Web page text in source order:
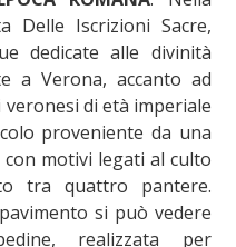
Delle Iscrizioni Sacre,
dedicate alle divinità
a Verona, accanto ad
di età imperiale
proveniente da una
con motivi legati al culto
tra quattro pantere.
si può vedere
realizzata per